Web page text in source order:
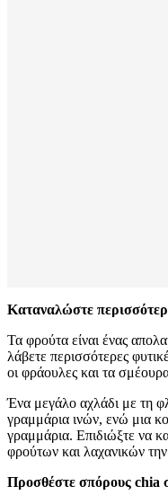
Καταναλώστε
Τα φρούτα είναι ένας
λάβετε περισσότερες
οι φράουλες και τα
Ένα μεγάλο αχλάδι με τη
γραμμάρια ινών, ενώ μια
γραμμάρια. Επιδιώξτε να
φρούτων και λαχανικών
Προσθέστε σπόρους chia